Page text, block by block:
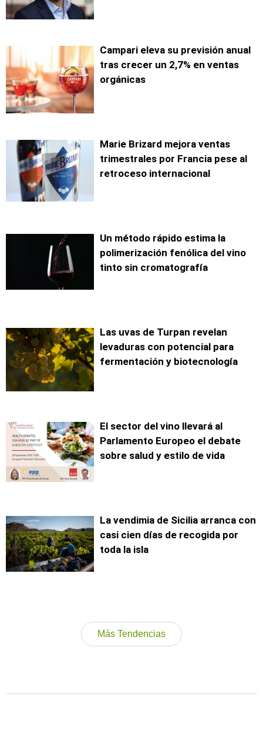
Campari eleva su previsión anual
tras crecer un 2,7% en ventas
orgánicas
Marie Brizard mejora ventas
trimestrales por Francia pese al
retroceso internacional
Un método rápido estima la
polimerización fenólica del vino
tinto sin cromatografía
Las uvas de Turpan revelan
levaduras con potencial para
fermentación y biotecnología
El sector del vino llevará al
Parlamento Europeo el debate
sobre salud y estilo de vida
La vendimia de Sicilia arranca con
casi cien días de recogida por
toda la isla
Más Tendencias